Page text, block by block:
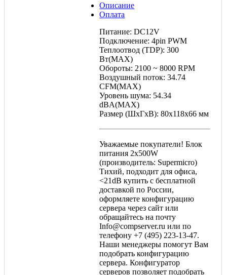
Описание
Оплата
Питание: DC12V
Подключение: 4pin PWM
Теплоотвод (TDP): 300
Вт(MAX)
Обороты: 2100 ~ 8000 RPM
Воздушный поток: 34.74
CFM(MAX)
Уровень шума: 54.34
dBA(MAX)
Размер (ШxГxВ): 80x118x66 мм
Уважаемые покупатели! Блок
питания 2x500W
(производитель: Supermicro)
Тихий, подходит для офиса,
<21dB купить с бесплатной
доставкой по России,
оформляете конфигурацию
сервера через сайт или
обращайтесь на почту
Info@compserver.ru или по
телефону +7 (495) 223-13-47.
Наши менеджеры помогут Вам
подобрать конфигурацию
сервера. Конфигуратор
серверов позволяет подобрать